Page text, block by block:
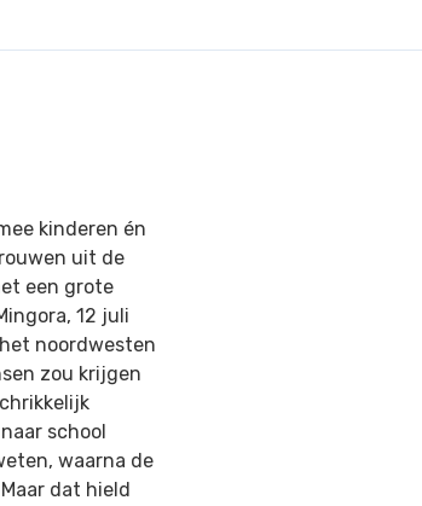
kinderen én
uit de
een grote
12 juli
noordwesten
zou krijgen
school
waarna de
dat hield